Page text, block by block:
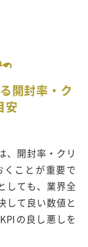
開封率・ク
安
、開封率・クリ
ことが重要で
しても、業界全
して良い数値と
の良し悪しを